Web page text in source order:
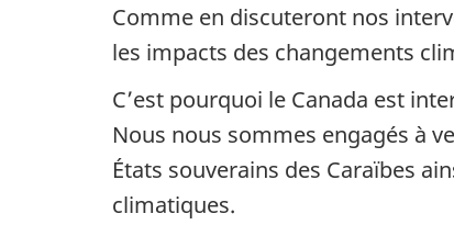
Comme en discuteront nos
les impacts des changements
C’est pourquoi le Canada est
Nous nous sommes engagés à
États souverains des Caraïbes
climatiques.